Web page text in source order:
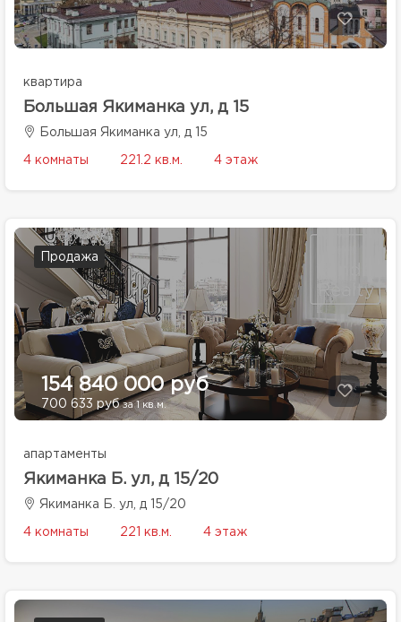
квартира
Большая Якиманка ул, д 15
Большая Якиманка ул, д 15
4 комнаты 221.2 кв.м. 4 этаж
Продажа
154 840 000 руб
700 633 рубза 1 кв.м.
апартаменты
Якиманка Б. ул, д 15/20
Якиманка Б. ул, д 15/20
4 комнаты 221 кв.м. 4 этаж